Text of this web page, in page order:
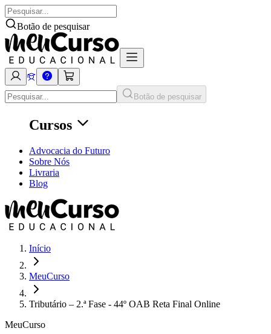
Botão de pesquisar
Botão de pesquisar
Cursos
Advocacia do Futuro
Sobre Nós
Livraria
Blog
Início
MeuCurso
Tributário – 2.ª Fase - 44º OAB Reta Final Online
MeuCurso